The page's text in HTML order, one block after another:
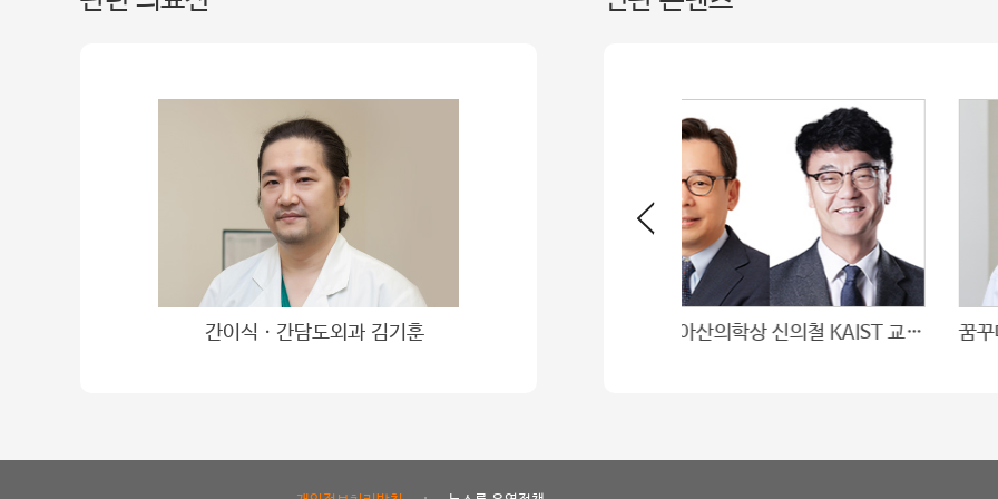
간이식ㆍ간담도외과 김기훈 제15회 아산의학상 신의철 KAIST 교수 · 이정민 서울의대 교수 수상